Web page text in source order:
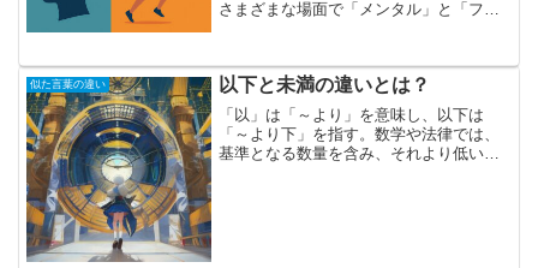
さまざまな場面で「メンタル」と「フィ
深く理解している人は意外に少ないのが
現状です。メンタルとは感...
似た言葉の違い 以下と未満の違いとは？
「以」は「～より」を意味し、以下は
「～より下」を指す。数学や法律では、
基準となる数量を含み、それより低い範